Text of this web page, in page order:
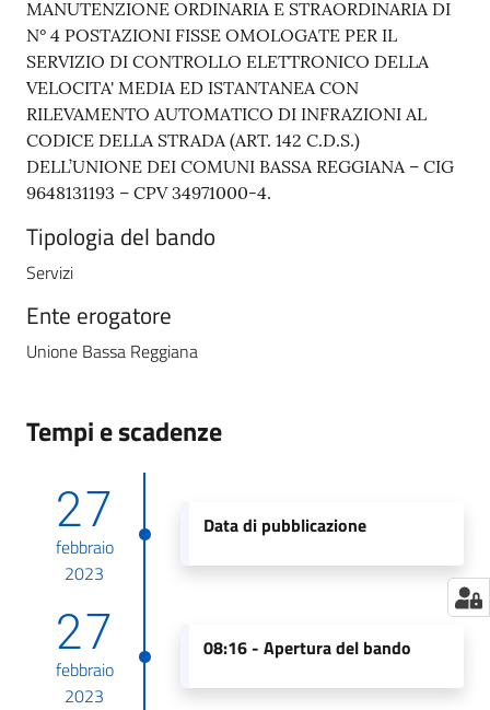
MANUTENZIONE ORDINARIA E STRAORDINARIA DI
N° 4 POSTAZIONI FISSE OMOLOGATE PER IL
SERVIZIO DI CONTROLLO ELETTRONICO DELLA
VELOCITA' MEDIA ED ISTANTANEA CON
RILEVAMENTO AUTOMATICO DI INFRAZIONI AL
CODICE DELLA STRADA (ART. 142 C.D.S.)
DELL’UNIONE DEI COMUNI BASSA REGGIANA – CIG
9648131193 – CPV 34971000-4.
Tipologia del bando
Servizi
Ente erogatore
Unione Bassa Reggiana
Tempi e scadenze
27
febbraio
2023
Data di pubblicazione
27
febbraio
2023
08:16 - Apertura del bando